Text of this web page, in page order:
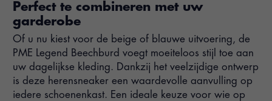
Perfect te combineren met uw
garderobe
Of u nu kiest voor de beige of blauwe uitvoering, de
PME Legend Beechburd voegt moeiteloos stijl toe aan
uw dagelijkse kleding. Dankzij het veelzijdige ontwerp
is deze herensneaker een waardevolle aanvulling op
iedere schoenenkast. Een ideale keuze voor wie op